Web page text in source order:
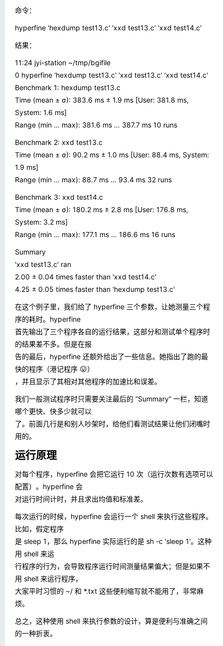
命令：
hyperfine 'hexdump test13.c' 'xxd test13.c' 'xxd test14.c'
结果：
11:24 jyi-station ~/tmp/bgifile
0 hyperfine 'hexdump test13.c' 'xxd test13.c' 'xxd test14.c'
Benchmark 1: hexdump test13.c
Time (mean ± σ): 383.6 ms ± 1.9 ms [User: 381.8 ms,
System: 1.6 ms]
Range (min … max): 381.6 ms … 387.7 ms 10 runs
Benchmark 2: xxd test13.c
Time (mean ± σ): 90.2 ms ± 1.0 ms [User: 88.4 ms, System:
1.9 ms]
Range (min … max): 88.7 ms … 93.4 ms 32 runs
Benchmark 3: xxd test14.c
Time (mean ± σ): 180.2 ms ± 2.8 ms [User: 176.8 ms,
System: 3.2 ms]
Range (min … max): 177.1 ms … 186.6 ms 16 runs
Summary
'xxd test13.c' ran
2.00 ± 0.04 times faster than 'xxd test14.c'
4.25 ± 0.05 times faster than 'hexdump test13.c'
在这个例子里，我们给了 hyperfine 三个参数，让她测量三个程
序的耗时。hyperfine
首先输出了三个程序各自的运行结果，这部分和测试单个程序时
的结果差不多。但是在报
告的最后，hyperfine 还额外给出了一些信息。她指出了跑的最
快的程序（港记程序 😛）
，并且显示了其相对其他程序的加速比和误差。
我们一般测试程序时只需要关注最后的 “Summary” 一栏，知道
哪个更快、快多少就可以
了。前面几行是和别人吵架时，给他们看测试结果让他们闭嘴时
用的。
运行原理
对每个程序，hyperfine 会把它运行 10 次（运行次数有选项可以
配置）。hyperfine 会
对运行时间计时，并且求出均值和标准差。
每次运行的时候，hyperfine 会运行一个 shell 来执行这些程序。
比如，假定程序
是 sleep 1 ，那么 hyperfine 实际运行的是 sh -c 'sleep 1'。这种
用 shell 来运
行程序的行为，会导致程序运行时间测量结果偏大；但是如果不
用 shell 来运行程序，
大家平时习惯的 ~/ 和 *.txt 这些便利缩写就不能用了，非常麻
烦。
总之，这种使用 shell 来执行参数的设计，算是便利与准确之间
的一种折衷。